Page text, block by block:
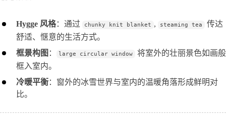
Hygge 风格：通过 chunky knit blanket , steaming tea
传达
舒适、惬意的生活方式。
框景构图 ： large circular window
将室外的壮丽景色如画般
框入室内。
冷暖平衡：窗外的冰雪世界与室内的温暖角落形成鲜明对
比。